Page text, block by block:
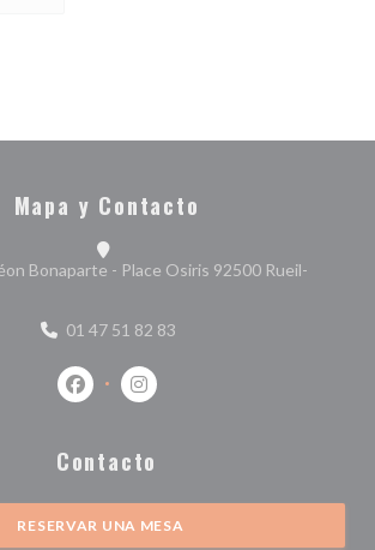
Mapa y Contacto
Bonaparte - Place Osiris 92500 Rueil-
01 47 51 82 83
Facebook ((abre en una nueva
Instagram ((abre en una
Contacto
RESERVAR UNA MESA